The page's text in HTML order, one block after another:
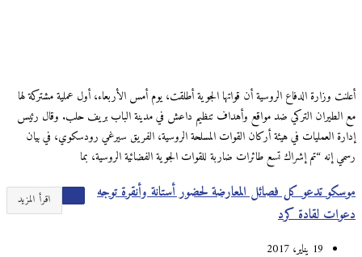
أعلنت وزارة الدفاع الروسية أن قواتها الجوية أطلقت، يوم أمس الأربعاء، أول عملية مشتركة لها
مع الطيران التركي ضد مواقع وأهداف تنظيم داعش في مدينة الباب بريف حلب. وقال رئيس
إدارة العمليات في هيئة أركان القوات المسلحة الروسية، الفريق سيرغي رودسكوي، في بيان
رسمي إنه “تم إشراك تسع طائرات ضاربة للقوات الجوية الفضائية الروسية، بما
اقرأ المزيد
موسكو تدعو كل فصائل المعارضة لحضور أستانة وأنقرة توجه
دعوات لقادة كرد
19 يناير، 2017